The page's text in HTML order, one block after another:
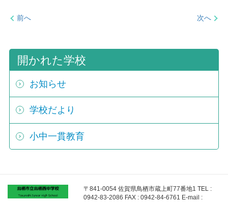
前へ 次へ
開かれた学校
お知らせ
学校だより
小中一貫教育
〒841-0054 佐賀県鳥栖市蔵上町77番地1 TEL :
0942-83-2086 FAX : 0942-84-6761 E-mail :